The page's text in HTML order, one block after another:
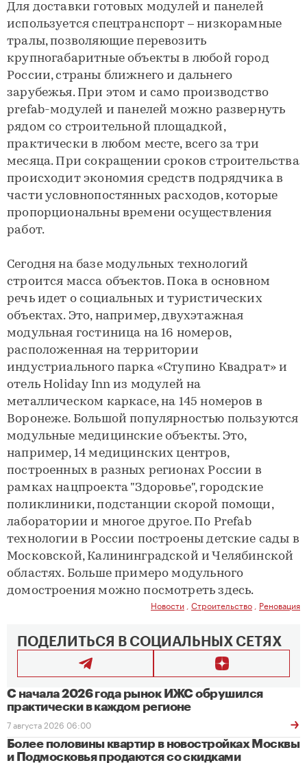
Для доставки готовых модулей и панелей
используется спецтранспорт – низкорамные
тралы, позволяющие перевозить
крупногабаритные объекты в любой город
России, страны ближнего и дальнего
зарубежья. При этом и само производство
prefab-модулей и панелей можно развернуть
рядом со строительной площадкой,
практически в любом месте, всего за три
месяца. При сокращении сроков строительства
происходит экономия средств подрядчика в
части условнопостянных расходов, которые
пропорциональны времени осуществления
работ.
​​​​​​​Сегодня на базе модульных технологий
строится масса объектов. Пока в основном
речь идет о социальных и туристических
объектах. Это, например, двухэтажная
модульная гостиница на 16 номеров,
расположенная на территории
индустриального парка «Ступино Квадрат» и
отель Holiday Inn из модулей на
металлическом каркасе, на 145 номеров в
Воронеже. Большой популярностью пользуются
модульные медицинские объекты. Это,
например, 14 медицинских центров,
построенных в разных регионах России в
рамках нацпроекта "Здоровье", городские
поликлиники, подстанции скорой помощи,
лаборатории и многое другое. По Prefab
технологии в России построены детские сады в
Московской, Калининградской и Челябинской
областях. Больше примеро модульного
домостроения можно посмотреть здесь.
Новости Строительство Реновация
ПОДЕЛИТЬСЯ В СОЦИАЛЬНЫХ СЕТЯХ
С начала 2026 года рынок ИЖС обрушился
практически в каждом регионе
7 августа 2026 06:00
Более половины квартир в новостройках Москвы
и Подмосковья продаются со скидками